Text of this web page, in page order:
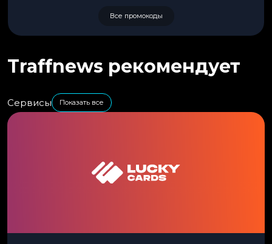
Все промокоды
Traffnews рекомендует
Сервисы Показать все